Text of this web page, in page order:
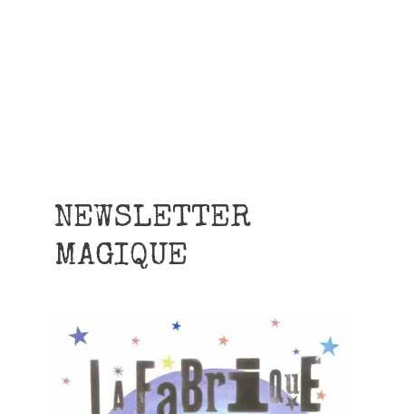
NEWSLETTER
MAGIQUE